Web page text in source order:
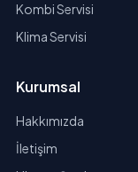
Kombi Servisi
Klima Servisi
Kurumsal
Hakkımızda
İletişim